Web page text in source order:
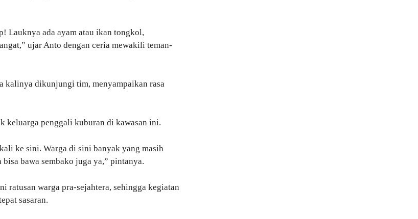
Lauknya ada ayam atau ikan tongkol,
ujar Anto dengan ceria mewakili teman-
kalinya dikunjungi tim, menyampaikan rasa
keluarga penggali kuburan di kawasan ini.
ke sini. Warga di sini banyak yang masih
bawa sembako juga ya,” pintanya.
ratusan warga pra-sejahtera, sehingga kegiatan
sasaran.